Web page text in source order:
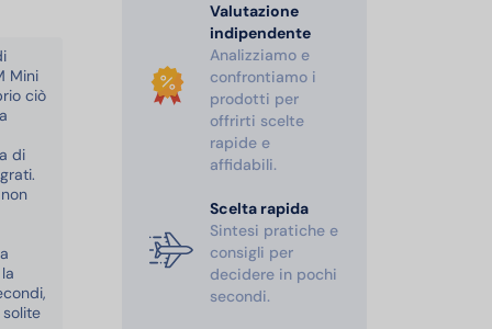
Mini
ciò
di
Valutazione
indipendente
Analizziamo e
confrontiamo i
prodotti per
offrirti scelte
rapide e
affidabili.
Scelta rapida
Sintesi pratiche e
consigli per
decidere in pochi
secondi.